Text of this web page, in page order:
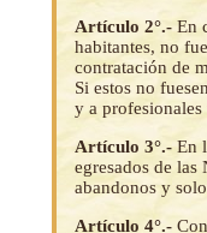
Artículo 2°.- En
habitantes, no
contratación de
Si estos no
y a
Artículo 3°.-En
egresados de
abandonos y
Artículo 4°.-